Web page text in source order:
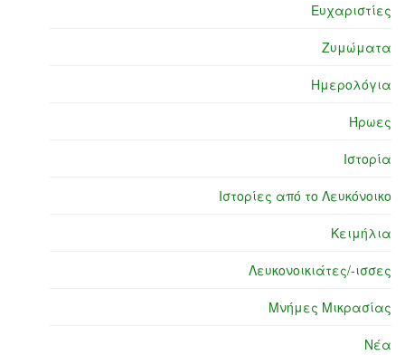
Ευχαριστίες
Ζυμώματα
Ημερολόγια
Ήρωες
Ιστορία
Ιστορίες από το Λευκόνοικο
Κειμήλια
Λευκονοικιάτες/-ισσες
Μνήμες Μικρασίας
Νέα